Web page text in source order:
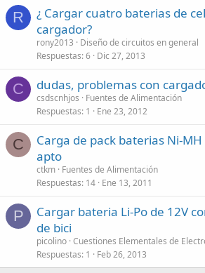
R
¿ Cargar cuatro baterias de
cargador?
rony2013
Diseño de circuitos en general
Respuestas 6 Dic 27, 2013
C dudas, problemas con
csdscnhjos
Fuentes de Alimentación
Respuestas 1 Ene 23, 2012
C
Carga de pack baterias Ni-
apto
ctkm Fuentes de Alimentación
Respuestas 14 Ene 13, 2011
P
Cargar bateria Li-Po de 12V
de bici
picolino Cuestiones Elementales de
Respuestas 1 Feb 26, 2013